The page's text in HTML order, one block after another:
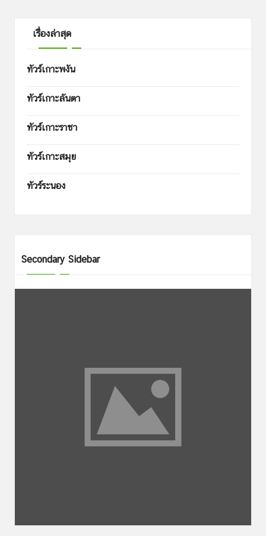
เรื่องล่าสุด
ทัวร์เกาะพงัน
ทัวร์เกาะลันตา
ทัวร์เกาะราชา
ทัวร์เกาะสมุย
ทัวร์ระนอง
Secondary Sidebar